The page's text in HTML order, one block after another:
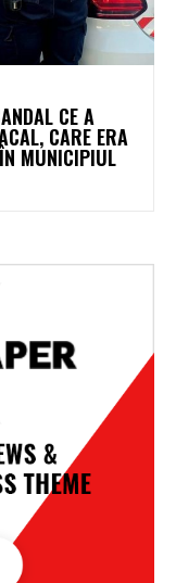
CE A
CARE ERA
MUNICIPIUL